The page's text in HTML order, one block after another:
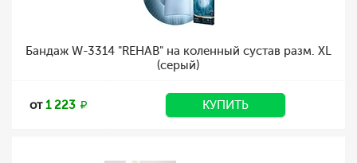
Бандаж W-3314 "REHAB" на коленный сустав разм. XL
(серый)
от1 223 КУПИТЬ